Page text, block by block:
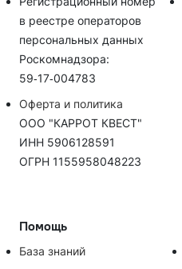
Помощь
База знаний
в реестре операторов
персональных данных
Роскомнадзора:
59‑17‑004783
Оферта и политика
ООО "КАРРОТ КВЕСТ"
ИНН 5906128591
ОГРН 1155958048223